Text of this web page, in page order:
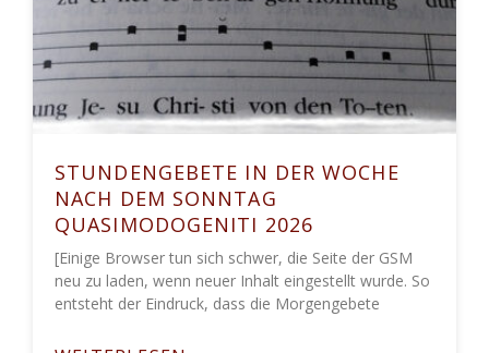
STUNDENGEBETE IN DER WOCHE
NACH DEM SONNTAG
QUASIMODOGENITI 2026
[Einige Browser tun sich schwer, die Seite der GSM
neu zu laden, wenn neuer Inhalt eingestellt wurde. So
entsteht der Eindruck, dass die Morgengebete